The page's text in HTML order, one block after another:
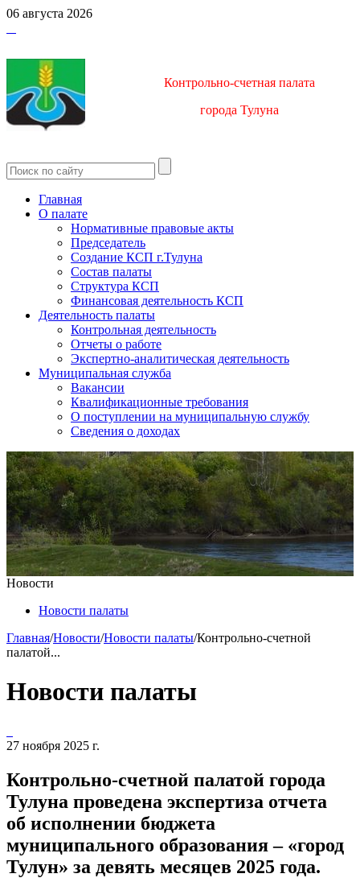
06 августа 2026
Контрольно-счетная палата
города Тулуна
Главная
О палате
Нормативные правовые акты
Председатель
Создание КСП г.Тулуна
Состав палаты
Структура КСП
Финансовая деятельность КСП
Деятельность палаты
Контрольная деятельность
Отчеты о работе
Экспертно-аналитическая деятельность
Муниципальная служба
Вакансии
Квалификационные требования
О поступлении на муниципальную службу
Сведения о доходах
Новости
Новости палаты
Главная/Новости/Новости палаты/Контрольно-счетной
палатой...
Новости палаты
27 ноября 2025 г.
Контрольно-счетной палатой города
Тулуна проведена экспертиза отчета
об исполнении бюджета
муниципального образования – «город
Тулун» за девять месяцев 2025 года.